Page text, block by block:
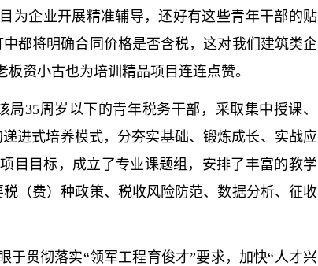
为企业开展精准辅导，还好有这些青年干部的贴
都将明确合同价格是否含税，这对我们建筑类企
资小古也为培训精品项目连连点赞。
35周岁以下的青年税务干部，采取集中授课、
进式培养模式，分夯实基础、锻炼成长、实战应
目目标，成立了专业课题组，安排了丰富的教学
（费）种政策、税收风险防范、数据分析、征收
于贯彻落实“领军工程育俊才”要求，加快“人才兴